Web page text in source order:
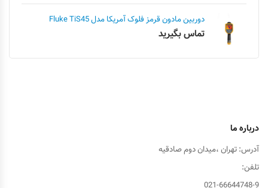
دوربین مادون قرمز فلوک آمریکا مدل Fluke TiS45
تماس بگیرید
درباره ما
آدرس: تهران ،میدان دوم صادقیه
تلفن:
021-66644748-9